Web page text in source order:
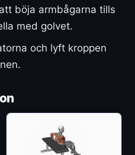
böja armbågarna tills
med golvet.
och lyft kroppen